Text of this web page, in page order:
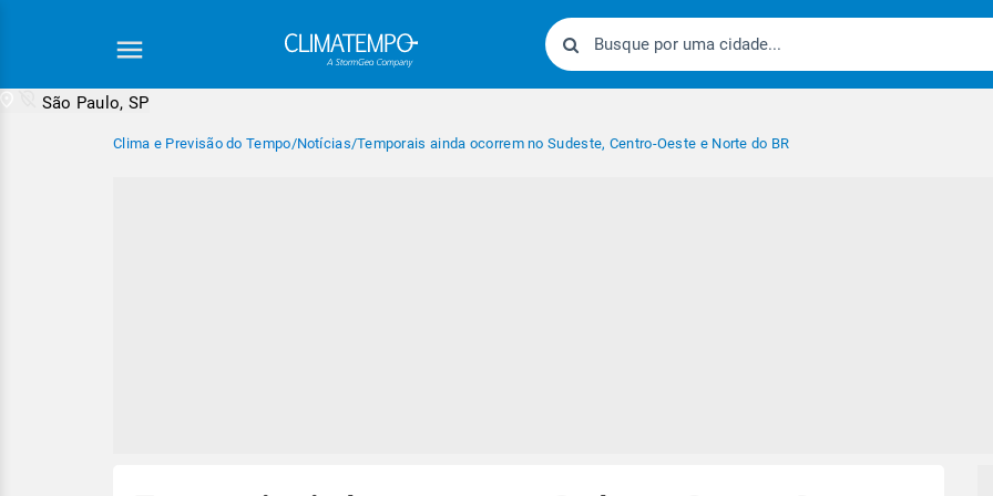
São Paulo, SP
Clima e Previsão do Tempo/Notícias/Temporais ainda ocorrem no Sudeste, Centro-Oeste e Norte do BR